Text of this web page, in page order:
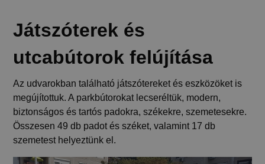
Játszóterek és
utcabútorok felújítása
Az udvarokban található játszótereket és eszközöket is
megújítottuk. A parkbútorokat lecseréltük, modern,
biztonságos és tartós padokra, székekre, szemetesekre.
Összesen 49 db padot és széket, valamint 17 db
szemetest helyeztünk el.